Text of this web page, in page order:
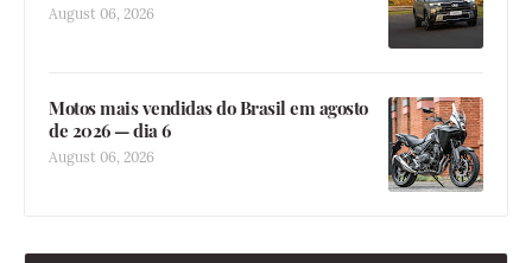
August 06, 2026
Motos mais vendidas do Brasil em agosto
de 2026 — dia 6
August 06, 2026